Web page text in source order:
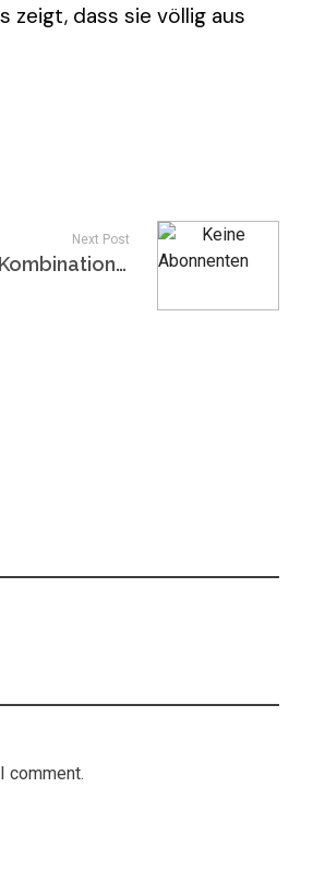
zeigt, dass sie völlig aus
Next Post
Facebooks Kombination aus Freundschaft und Statusmeldung könnte verdammt sexy werden
comment.